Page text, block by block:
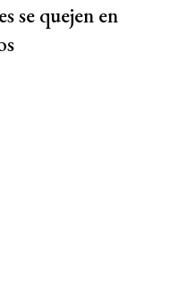
se quejen en